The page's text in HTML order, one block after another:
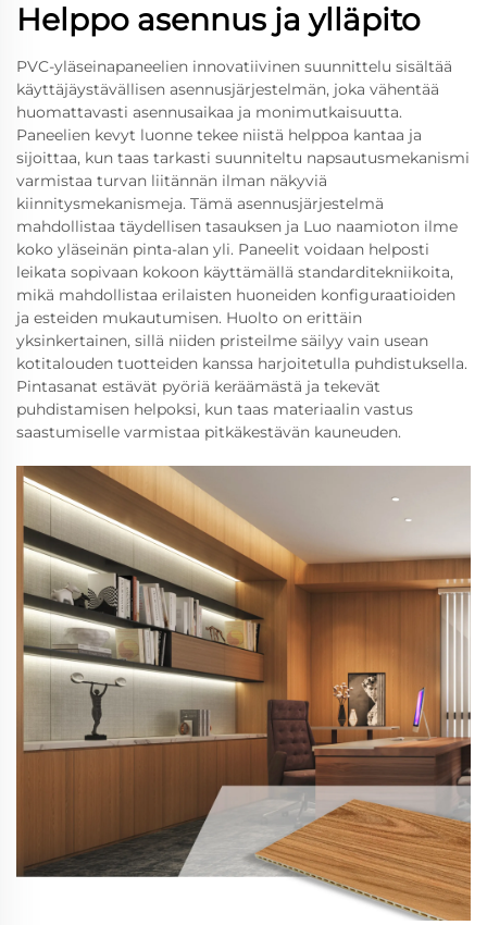
Helppo asennus ja ylläpito
PVC-yläseinapaneelien innovatiivinen suunnittelu sisältää
käyttäjäystävällisen asennusjärjestelmän, joka vähentää
huomattavasti asennusaikaa ja monimutkaisuutta.
Paneelien kevyt luonne tekee niistä helppoa kantaa ja
sijoittaa, kun taas tarkasti suunniteltu napsautusmekanismi
varmistaa turvan liitännän ilman näkyviä
kiinnitysmekanismeja. Tämä asennusjärjestelmä
mahdollistaa täydellisen tasauksen ja Luo naamioton ilme
koko yläseinän pinta-alan yli. Paneelit voidaan helposti
leikata sopivaan kokoon käyttämällä standarditekniikoita,
mikä mahdollistaa erilaisten huoneiden konfiguraatioiden
ja esteiden mukautumisen. Huolto on erittäin
yksinkertainen, sillä niiden pristeilme säilyy vain usean
kotitalouden tuotteiden kanssa harjoitetulla puhdistuksella.
Pintasanat estävät pyöriä keräämästä ja tekevät
puhdistamisen helpoksi, kun taas materiaalin vastus
saastumiselle varmistaa pitkäkestävän kauneuden.